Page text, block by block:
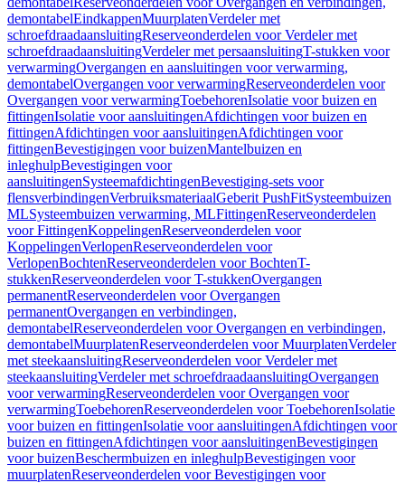
demontabelEindkappenMuurplatenVerdeler met
schroefdraadaansluitingReserveonderdelen voor Verdeler met
schroefdraadaansluitingVerdeler met persaansluitingT-stukken voor
verwarmingOvergangen en aansluitingen voor verwarming,
demontabelOvergangen voor verwarmingReserveonderdelen voor
Overgangen voor verwarmingToebehorenIsolatie voor buizen en
fittingenIsolatie voor aansluitingenAfdichtingen voor buizen en
fittingenAfdichtingen voor aansluitingenAfdichtingen voor
fittingenBevestigingen voor buizenMantelbuizen en
inleghulpBevestigingen voor
aansluitingenSysteemafdichtingenBevestiging-sets voor
flensverbindingenVerbruiksmateriaalGeberit PushFitSysteembuizen
MLSysteembuizen verwarming, MLFittingenReserveonderdelen
voor FittingenKoppelingenReserveonderdelen voor
KoppelingenVerlopenReserveonderdelen voor
VerlopenBochtenReserveonderdelen voor BochtenT-
stukkenReserveonderdelen voor T-stukkenOvergangen
permanentReserveonderdelen voor Overgangen
permanentOvergangen en verbindingen,
demontabelReserveonderdelen voor Overgangen en verbindingen,
demontabelMuurplatenReserveonderdelen voor MuurplatenVerdeler
met steekaansluitingReserveonderdelen voor Verdeler met
steekaansluitingVerdeler met schroefdraadaansluitingOvergangen
voor verwarmingReserveonderdelen voor Overgangen voor
verwarmingToebehorenReserveonderdelen voor ToebehorenIsolatie
voor buizen en fittingenIsolatie voor aansluitingenAfdichtingen voor
buizen en fittingenAfdichtingen voor aansluitingenBevestigingen
voor buizenBeschermbuizen en inleghulpBevestigingen voor
muurplatenReserveonderdelen voor Bevestigingen voor